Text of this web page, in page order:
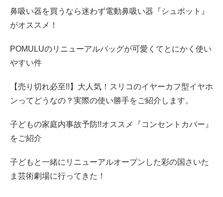
鼻吸い器を買うなら迷わず電動鼻吸い器『シュポット』
がオススメ！
POMULUのリニューアルバッグが可愛くてとにかく使い
やすい件
【売り切れ必至!!】大人気！スリコのイヤーカフ型イヤホ
ンってどうなの？実際の使い勝手をご紹介します。
子どもの家庭内事故予防!!オススメ『コンセントカバー』
をご紹介
子どもと一緒にリニューアルオープンした彩の国さいた
ま芸術劇場に行ってきた！